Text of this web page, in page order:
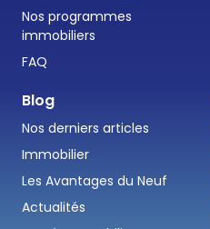
Nos programmes
immobiliers
FAQ
Blog
Nos derniers articles
Immobilier
Les Avantages du Neuf
Actualités